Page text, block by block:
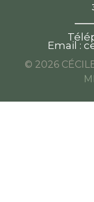
Email :
© 2026